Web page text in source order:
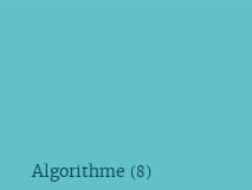
Algorithme (8)